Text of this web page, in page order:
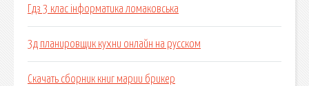
Гдз 3 клас інформатика ломаковська
3д планировщик кухни онлайн на русском
Скачать сборник книг марии брикер